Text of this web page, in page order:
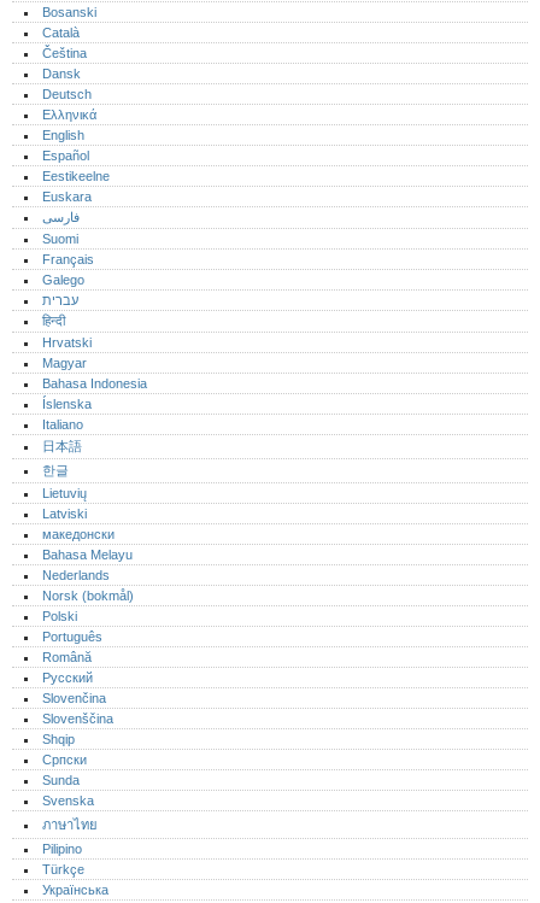
Bosanski
Català
Čeština
Dansk
Deutsch
Ελληνικά
English
Español
Eestikeelne
Euskara
فارسی
Suomi
Français
Galego
עברית
हिन्दी
Hrvatski
Magyar
Bahasa Indonesia
Íslenska
Italiano
日本語
한글
Lietuvių
Latviski
македонски
Bahasa Melayu
Nederlands
Norsk (bokmål)‎
Polski
Português‎
Română
Русский
Slovenčina
Slovenščina
Shqip
Српски
Sunda
Svenska
ภาษาไทย
Pilipino
Türkçe
Українська